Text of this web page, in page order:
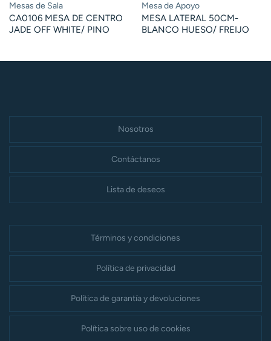
Mesas de Sala
CA0106 MESA DE CENTRO
JADE OFF WHITE/ PINO
Mesa de Apoyo
MESA LATERAL 50CM-
BLANCO HUESO/ FREIJO
Nosotros
Contáctanos
Lista de deseos
Términos y condiciones
Política de privacidad
Política de garantía y devoluciones
Política sobre uso de cookies